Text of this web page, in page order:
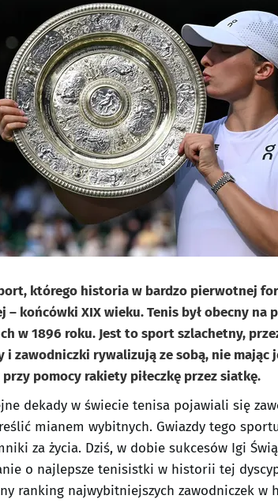
którego historia w bardzo pierwotnej
– końcówki XIX wieku. Tenis był obecny
w 1896 roku. Jest to sport szlachetny,
i zawodniczki rywalizują ze sobą, nie mając
pomocy rakiety piłeczkę przez siatkę.
dekady w świecie tenisa pojawiali się
mianem wybitnych. Gwiazdy tego
za życia. Dziś, w dobie sukcesów Igi
o najlepsze tenisistki w historii tej
ranking najwybitniejszych zawodniczek